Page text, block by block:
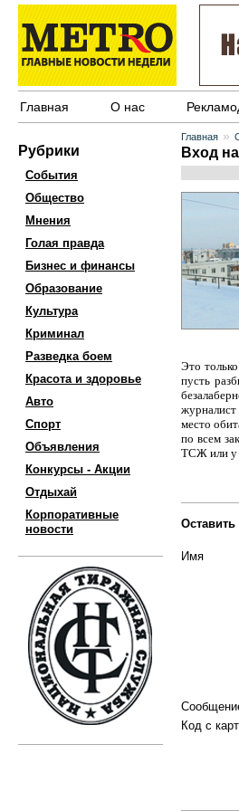
Главная О нас
Рубрики
События
Общество
Мнения
Голая правда
Бизнес и финансы
Образование
Культура
Криминал
Разведка боем
Красота и здоровье
Авто
Спорт
Объявления
Конкурсы - Акции
Отдыхай
Корпоративные
новости
Главная »
Вход
Это
пусть
место
по всем
ТСЖ или у
Имя
Код с